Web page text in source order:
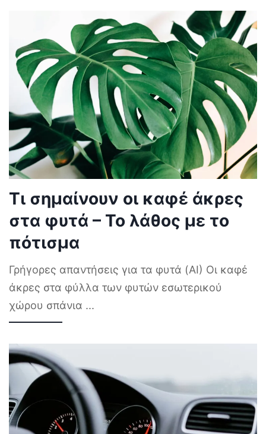
Τι σημαίνουν οι καφέ άκρες
στα φυτά – Το λάθος με το
πότισμα
Γρήγορες απαντήσεις για τα φυτά (AI) Οι καφέ
άκρες στα φύλλα των φυτών εσωτερικού
χώρου σπάνια ...